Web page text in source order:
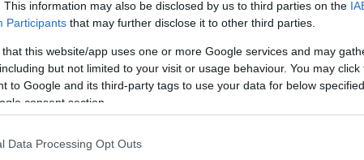
This information may also be disclosed by us to third parties on the
Participants that may further disclose it to other third parties.
that this website/app uses one or more Google services and may
but not limited to your visit or usage behaviour. You may
to Google and its third-party tags to use your data for below
consent section.
Data Processing Opt Outs